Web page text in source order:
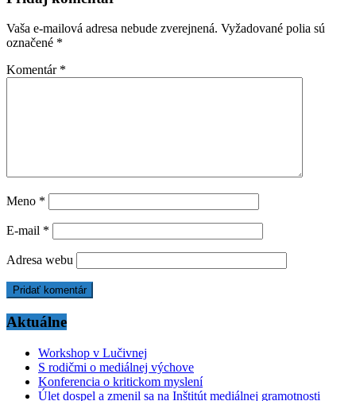
Vaša e-mailová adresa nebude zverejnená. Vyžadované polia sú
označené *
Komentár *
Meno *
E-mail *
Adresa webu
Aktuálne
Workshop v Lučivnej
S rodičmi o mediálnej výchove
Konferencia o kritickom myslení
Úlet dospel a zmenil sa na Inštitút mediálnej gramotnosti